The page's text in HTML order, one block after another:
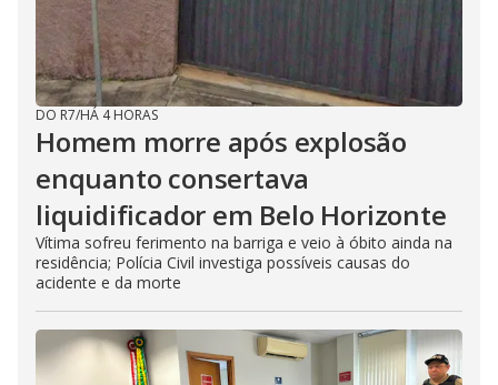
DO R7/HÁ 4 HORAS
Homem morre após explosão
enquanto consertava
liquidificador em Belo Horizonte
Vítima sofreu ferimento na barriga e veio à óbito ainda na
residência; Polícia Civil investiga possíveis causas do
acidente e da morte